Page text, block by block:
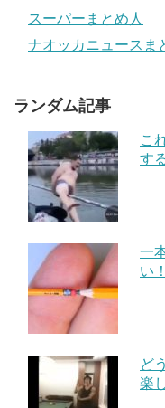
スーパーまとめ人
ナオッカニュースま
ランダム記事
こ
す
一
い
ど
楽